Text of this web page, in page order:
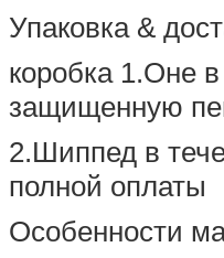
Упаковка &
коробка 1.Оне
защищенную
2.Шиппед в
полной оплаты
Особенности